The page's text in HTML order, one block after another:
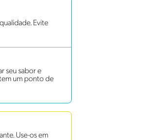
Evite
seu sabor e
um ponto de
Use-os em